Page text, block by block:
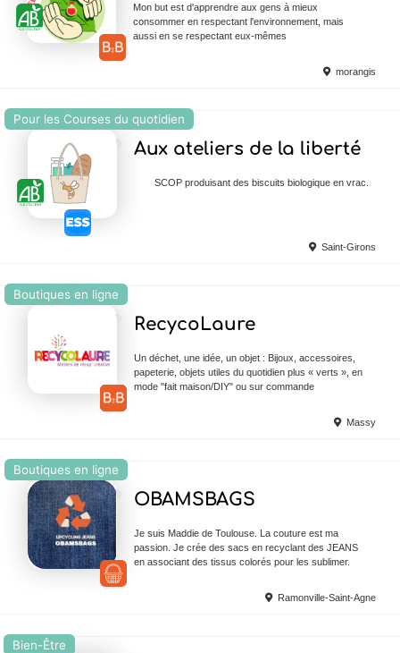
Mon but est d'apprendre aux gens à mieux
consommer en respectant l'environnement, mais
aussi en se respectant eux-mêmes
morangis
Pour les Courses du quotidien
Aux ateliers de la liberté
SCOP produisant des biscuits biologique en vrac.
Saint-Girons
Boutiques en ligne
RecycoLaure
Un déchet, une idée, un objet : Bijoux, accessoires,
papeterie, objets utiles du quotidien plus « verts », en
mode "fait maison/DIY" ou sur commande
Massy
Boutiques en ligne
OBAMSBAGS
Je suis Maddie de Toulouse. La couture est ma
passion. Je crée des sacs en recyclant des JEANS
en associant des tissus colorés pour les sublimer.
Ramonville-Saint-Agne
Bien-Être